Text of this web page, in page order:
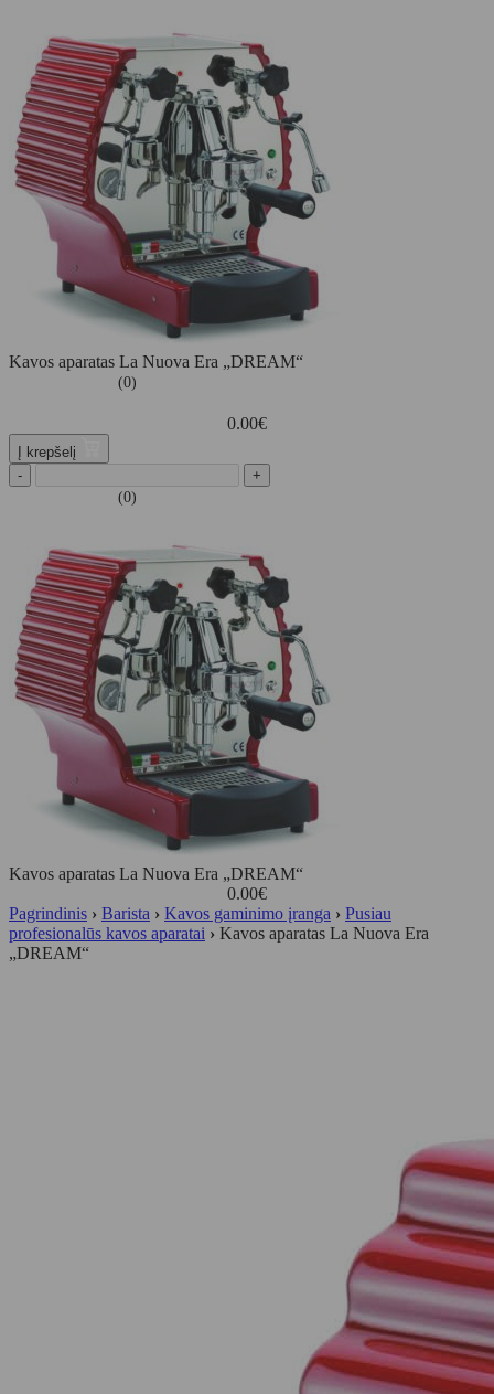
Kavos aparatas La Nuova Era „DREAM“
(0)
0.00€
Į krepšelį
-
+
(0)
Kavos aparatas La Nuova Era „DREAM“
0.00€
Pagrindinis › Barista › Kavos gaminimo įranga › Pusiau
profesionalūs kavos aparatai › Kavos aparatas La Nuova Era
„DREAM“